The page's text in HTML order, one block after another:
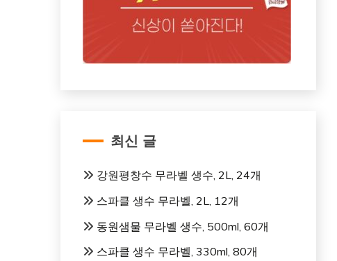
최신 글
강원평창수 무라벨 생수, 2L, 24개
스파클 생수 무라벨, 2L, 12개
동원샘물 무라벨 생수, 500ml, 60개
스파클 생수 무라벨, 330ml, 80개